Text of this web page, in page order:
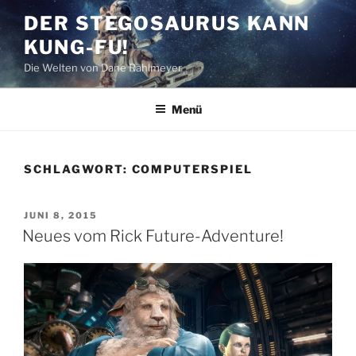
Zum
Inhalt
springen
DER STEGOSAURUS KANN
KUNG-FU!
Die Welten von Dane Rahlmeyer
Menü
SCHLAGWORT: COMPUTERSPIEL
VERÖFFENTLICHT
AM
JUNI 8, 2015
Neues vom Rick Future-Adventure!